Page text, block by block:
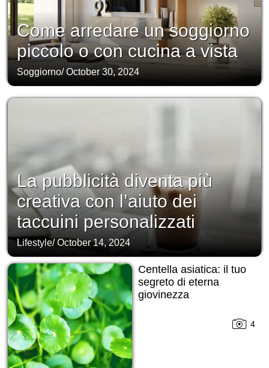
Come arredare un soggiorno
piccolo o con cucina a vista
Soggiorno/October 30, 2024
La pubblicità diventa più
creativa con l’aiuto dei
taccuini personalizzati
Lifestyle/October 14, 2024
Centella asiatica: il tuo
segreto di eterna
giovinezza
4